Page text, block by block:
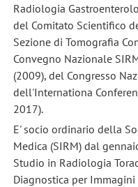
Radiologia
del Comitato Scientifico
Sezione di Tomografia
Convegno Nazionale
(2009), del Congresso
dell'Internationa
2017).
E' socio ordinario della
Medica (SIRM) dal
Studio in Radiologia
Diagnostica per